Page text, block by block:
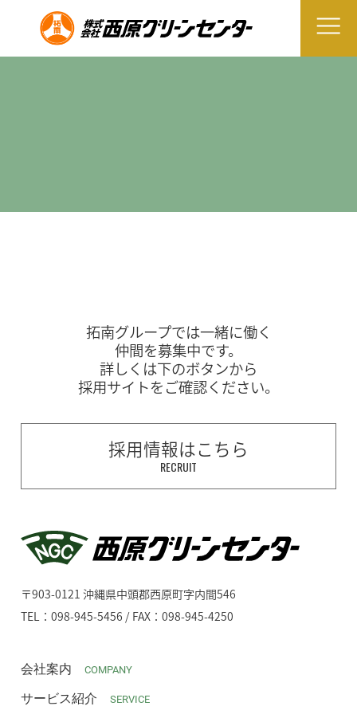
拓南グループでは一緒に働く
仲間を募集中です。
詳しくは下のボタンから
採用サイトをご確認ください。
採用情報はこちら
RECRUIT
〒903-0121 沖縄県中頭郡西原町字内間546
TEL：098-945-5456 / FAX：098-945-4250
会社案内 COMPANY
サービス紹介 SERVICE